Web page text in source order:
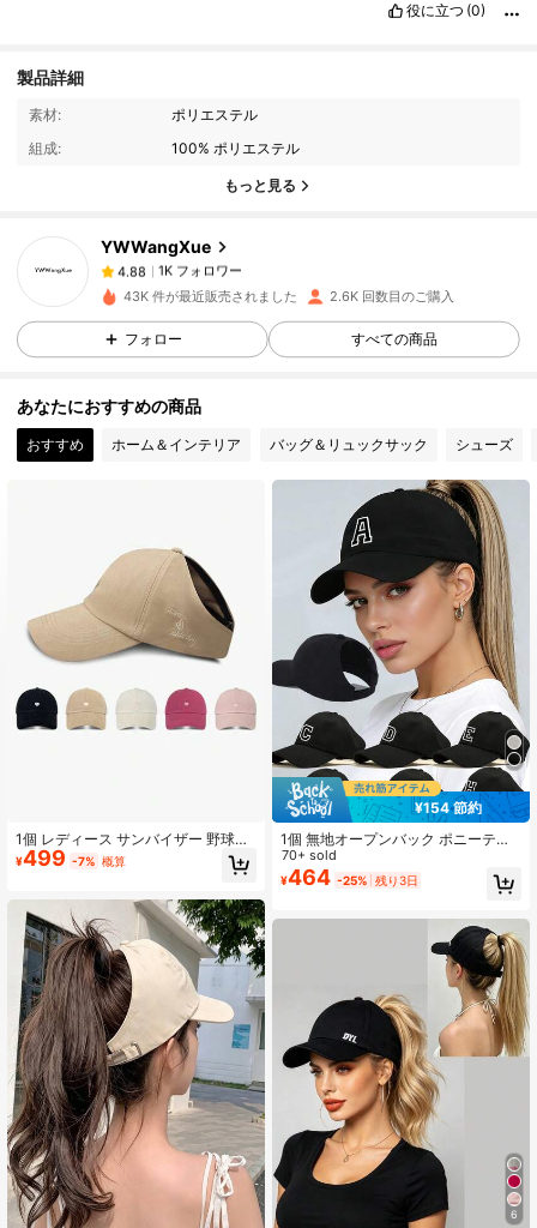
役に立つ (0)
製品詳細
素材:
ポリエステル
組成:
100% ポリエステル
もっと見る
YWWangXue
1K フォロワー
1K フォロワー
4.88
1K フォロワー
1***yは1日前に購入しました
4.88 1K フォロワー
1K フォロワー
1K フォロワー
4.88 1K フォロワー
4.88 1K フォロワー
43K 件が最近販売されました 2.6K 回数目のご購入
フォロー すべての商品
あなたにおすすめの商品
おすすめ ホーム＆インテリア バッグ＆リュックサック シューズ
1個 レディース サンバイザー 野球
帽、ハート刺繍 日よけ付き ポニーテ
ール穴付き、アウトドア 野球帽
¥499 -7% 概算
¥154 節約
1個 無地オープンバック ポニーテー
ル 野球帽 26文字入り、レディースフ
ァッションスポーツ サンハット 屋外
UV対策
70+ sold
¥464 -25% 残り3日
6